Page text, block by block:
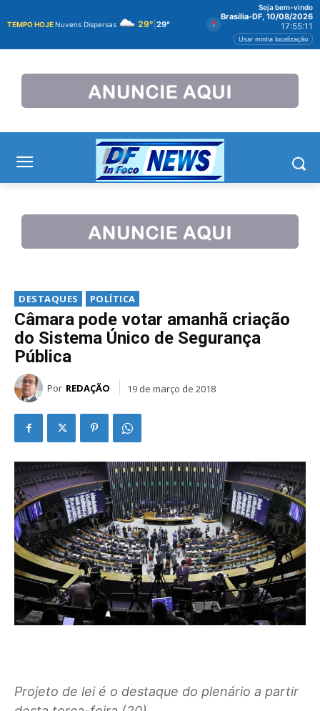
TEMPO HOJENuvens Dispersas 29° 29°
Seja bem-vindo
Brasília-DF, 10/08/2026
17:55:11
Usar minha localização
DESTAQUES POLÍTICA
Câmara pode votar amanhã criação
do Sistema Único de Segurança
Pública
Por REDAÇÃO 19 de março de 2018
Projeto de lei é o destaque do plenário a partir